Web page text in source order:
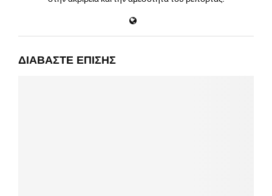
ΔΙΑΒΆΣΤΕ ΕΠΊΣΗΣ